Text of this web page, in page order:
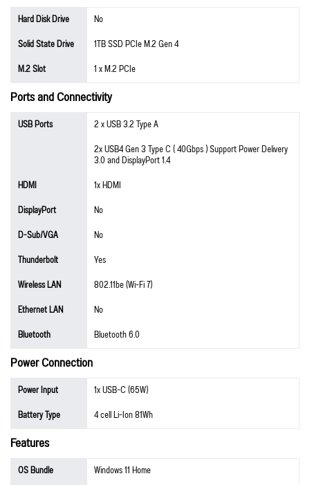
Hard Disk Drive
No
Solid State Drive
1TB SSD PCIe M.2 Gen 4
M.2 Slot
1 x M.2 PCIe
Ports and Connectivity
USB Ports
2 x USB 3.2 Type A
2x USB4 Gen 3 Type C ( 40Gbps ) Support Power Delivery
3.0 and DisplayPort 1.4
HDMI
1x HDMI
DisplayPort
No
D-Sub/VGA
No
Thunderbolt
Yes
Wireless LAN
802.11be (Wi-Fi 7)
Ethernet LAN
No
Bluetooth
Bluetooth 6.0
Power Connection
Power Input
1x USB-C (65W)
Battery Type
4 cell Li-Ion 81Wh
Features
OS Bundle Windows 11 Home